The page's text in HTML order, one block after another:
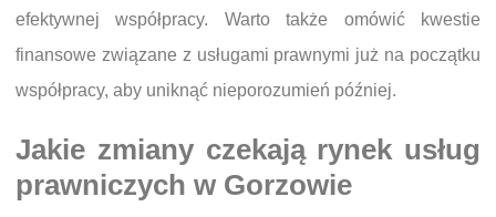
efektywnej współpracy. Warto także omówić kwestie
finansowe związane z usługami prawnymi już na początku
współpracy, aby uniknąć nieporozumień później.
Jakie zmiany czekają rynek usług
prawniczych w Gorzowie